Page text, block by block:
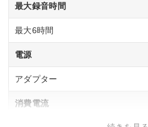
最大録音時間
最大6時間
電源
アダプター
消費電流